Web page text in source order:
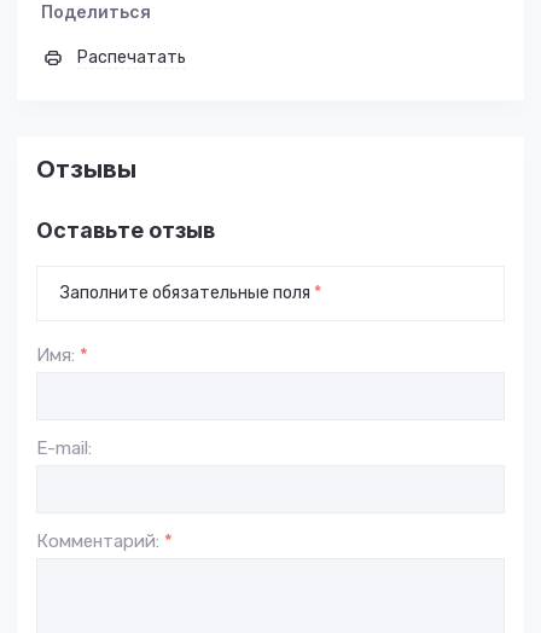
Поделиться
Распечатать
Отзывы
Оставьте отзыв
Заполните обязательные поля *
Имя: *
E-mail:
Комментарий: *